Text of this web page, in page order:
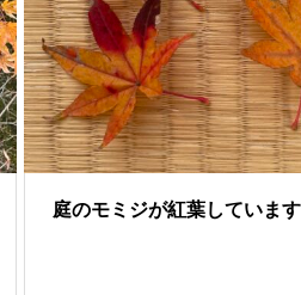
庭のモミジが紅葉しています